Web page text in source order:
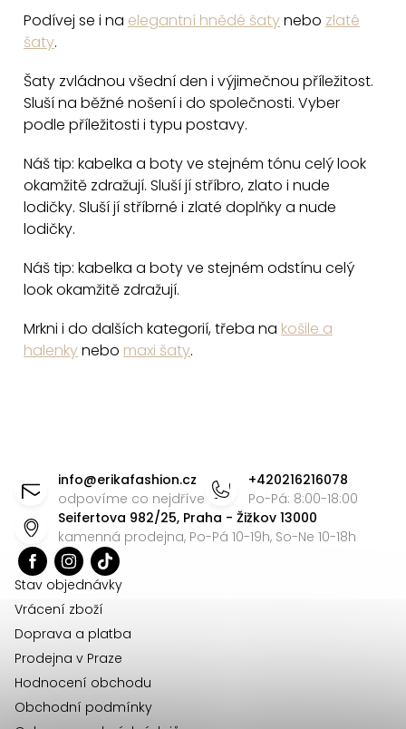
v
y
v
ý
i
s
Podívej se i na elegantní hnědé šatynebo zlaté
šaty.
Šaty zvládnou všední den i výjimečnou příležitost.
Sluší na běžné nošení i do společnosti. Vyber
podle příležitosti i typu postavy.
Náš tip: kabelka a boty ve stejném tónu celý look
okamžitě zdražují. Sluší jí stříbro, zlato i nude
lodičky. Sluší jí stříbrné i zlaté doplňky a nude
lodičky.
Náš tip: kabelka a boty ve stejném odstínu celý
look okamžitě zdražují.
Mrkni i do dalších kategorií, třeba na košile a
halenkynebo maxi šaty.
info@erikafashion.cz
odpovíme co nejdříve
+420216216078
Po-Pá: 8:00-18:00
Seifertova 982/25, Praha - Žižkov 13000
kamenná prodejna, Po-Pá 10-19h, So-Ne 10-18h
Stav objednávky
Vrácení zboží
Doprava a platba
Prodejna v Praze
Hodnocení obchodu
Obchodní podmínky